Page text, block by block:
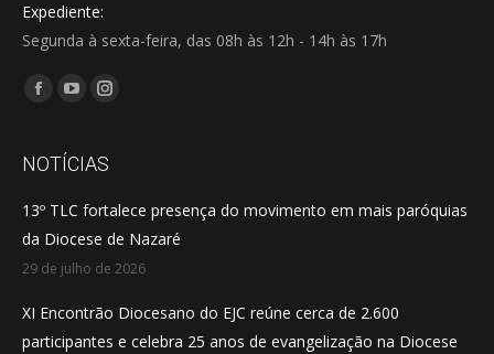
Expediente:
Segunda à sexta-feira, das 08h às 12h - 14h às 17h
Encontre-nos em:
Facebook
opens
new
window
YouTube
opens
new
window
Instagram
opens
new
window
NOTÍCIAS
13º TLC fortalece presença do movimento em mais paróquias
da Diocese de Nazaré
29 de julho de 2026
XI Encontrão Diocesano do EJC reúne cerca de 2.600
participantes e celebra 25 anos de evangelização na Diocese